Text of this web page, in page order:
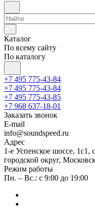
Каталог
По всему сайту
По каталогу
+7 495 775-43-84
+7 495 775-43-84
+7 495 775-43-85
+7 968 637-18-01
Заказать звонок
E-mail
info@soundspeed.ru
Адрес
1-е Успенское шоссе,
городской округ,
Режим работы
Пн. – Вс.: с 9:00 до 19:00